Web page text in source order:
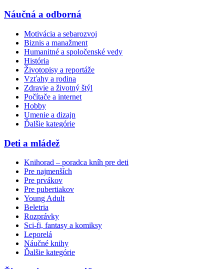
Náučná a odborná
Motivácia a sebarozvoj
Biznis a manažment
Humanitné a spoločenské vedy
História
Životopisy a reportáže
Vzťahy a rodina
Zdravie a životný štýl
Počítače a internet
Hobby
Umenie a dizajn
Ďalšie kategórie
Deti a mládež
Knihorad – poradca kníh pre deti
Pre najmenších
Pre prvákov
Pre pubertiakov
Young Adult
Beletria
Rozprávky
Sci-fi, fantasy a komiksy
Leporelá
Náučné knihy
Ďalšie kategórie